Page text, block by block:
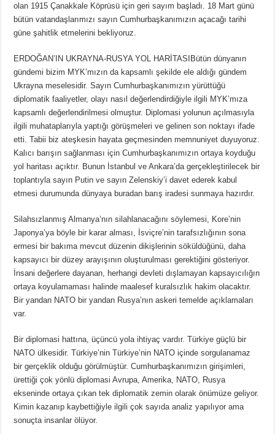
olan 1915 Çanakkale Köprüsü için geri sayım başladı. 18 Mart günü
bütün vatandaşlarımızı sayın Cumhurbaşkanımızın açacağı tarihi
güne şahitlik etmelerini bekliyoruz.
ERDOĞAN’IN UKRAYNA-RUSYA YOL HARİTASIBütün dünyanın
gündemi bizim MYK’mızın da kapsamlı şekilde ele aldığı gündem
Ukrayna meselesidir. Sayın Cumhurbaşkanımızın yürüttüğü
diplomatik faaliyetler, olayı nasıl değerlendirdiğiyle ilgili MYK’mıza
kapsamlı değerlendirilmesi olmuştur. Diplomasi yolunun açılmasıyla
ilgili muhataplarıyla yaptığı görüşmeleri ve gelinen son noktayı ifade
etti. Tabii biz ateşkesin hayata geçmesinden memnuniyet duyuyoruz.
Kalıcı barışın sağlanması için Cumhurbaşkanımızın ortaya koyduğu
yol haritası açıktır. Bunun İstanbul ve Ankara’da gerçekleştirilecek bir
toplantıyla sayın Putin ve sayın Zelenskiy’i davet ederek kabul
etmesi durumunda dünyaya buradan barış iradesi sunmaya hazırdır.
Silahsızlanmış Almanya’nın silahlanacağını söylemesi, Kore’nin
Japonya’ya böyle bir karar alması, İsviçre’nin tarafsızlığının sona
ermesi bir bakıma mevcut düzenin dikişlerinin söküldüğünü, daha
kapsayıcı bir düzey arayışının oluşturulması gerektiğini gösteriyor.
İnsani değerlere dayanan, herhangi devleti dışlamayan kapsayıcılığın
ortaya koyulamaması halinde maalesef kuralsızlık hakim olacaktır.
Bir yandan NATO bir yandan Rusya’nın askeri temelde açıklamaları
var.
Bir diplomasi hattına, üçüncü yola ihtiyaç vardır. Türkiye güçlü bir
NATO ülkesidir. Türkiye’nin Türkiye’nin NATO içinde sorgulanamaz
bir gerçeklik olduğu görülmüştür. Cumhurbaşkanımızın girişimleri,
ürettiği çok yönlü diplomasi Avrupa, Amerika, NATO, Rusya
ekseninde ortaya çıkan tek diplomatik zemin olarak önümüze geliyor.
Kimin kazanıp kaybettiğiyle ilgili çok sayıda analiz yapılıyor ama
sonuçta insanlar ölüyor.